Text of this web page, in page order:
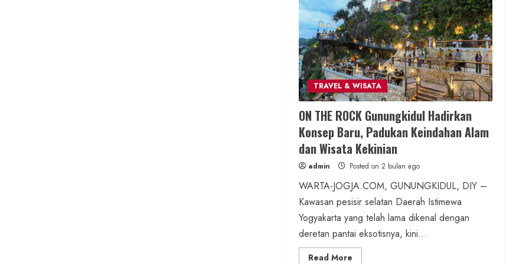
Kalurahan Mandiri Budaya
admin Posted on 7 jam ago
2 MIN READ
Berita KUA Semugih, DIY
Keutamaan Sholawat dan Kunci
Hidup Tenang Jadi Materi Utama
Pengajian Aparat Margosari
admin Posted on 8 jam ago
1 MIN READ
Berita Jateng
Kebakaran Hanguskan Kantin dan
Gudang SD Negeri 1 Jerukan, Polsek
TRAVEL & WISATA
ON THE ROCK Gunungkidul Hadirkan
Konsep Baru, Padukan Keindahan Alam
dan Wisata Kekinian
admin Posted on 2 bulan ago
WARTA-JOGJA.COM, GUNUNGKIDUL, DIY –
Kawasan pesisir selatan Daerah Istimewa
Yogyakarta yang telah lama dikenal dengan
deretan pantai eksotisnya, kini...
Read More